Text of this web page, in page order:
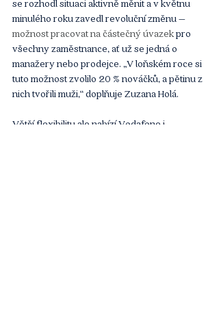
se rozhodl situaci aktivně měnit a v květnu
minulého roku zavedl revoluční změnu –
možnost pracovat na částečný úvazek pro
všechny zaměstnance, ať už se jedná o
manažery nebo prodejce. „V loňském roce si
tuto možnost zvolilo 20 % nováčků, a pětinu z
nich tvořili muži,“ doplňuje Zuzana Holá.
Větší flexibilitu ale nabízí Vodafone i